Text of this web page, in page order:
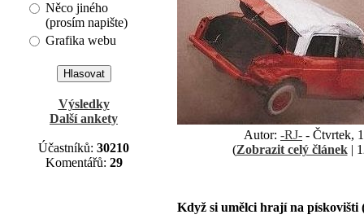
Něco jiného
(prosím napište)
Grafika webu
Výsledky
Další ankety
Účastníků: 30210
Komentářů: 29
Autor: -RJ- - Čtvrtek,
(Zobrazit celý článek|
Když si umělci hrají na pískovišti